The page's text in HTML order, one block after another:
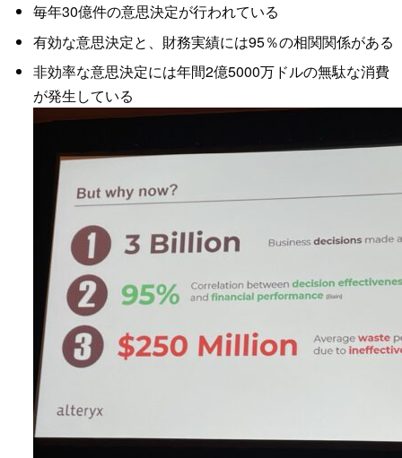
毎年30億件の意思決定が行われている
有効な意思決定と、財務実績には95％の相関関係がある
非効率な意思決定には年間2億5000万ドルの無駄な消費
が発生している